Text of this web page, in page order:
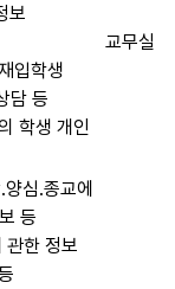
보
입학생
등
학생 개인
교무실
심․종교에
등
관한 정보